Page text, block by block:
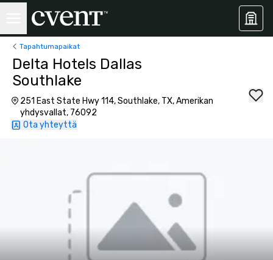
Tapahtumapaikat
Delta Hotels Dallas
Southlake
251 East State Hwy 114, Southlake, TX, Amerikan
yhdysvallat, 76092
Ota yhteyttä